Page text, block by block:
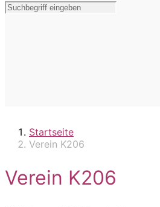
Startseite
Verein K206
Verein K206